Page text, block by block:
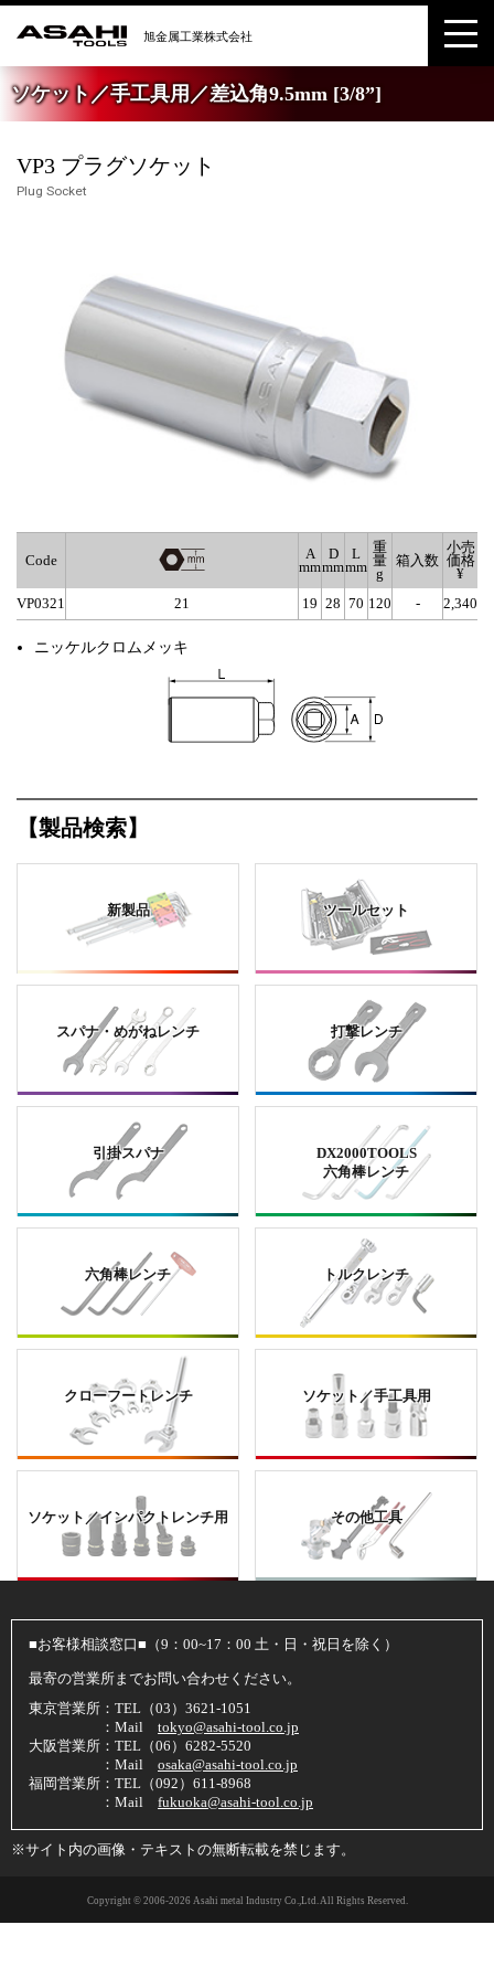
ソケット／手工具用／差込角9.5mm [3/8”]
VP3 プラグソケット
Plug Socket
Code
A
mm
D
mm
L
mm
重
量
g
箱入数
小売
価格
¥
VP0321
21 19 28 70 120 - 2,340
ニッケルクロムメッキ
【製品検索】
新製品 ツールセット
スパナ・めがねレンチ 打撃レンチ
引掛スパナ
DX2000TOOLS
六角棒レンチ
六角棒レンチ トルクレンチ
クローフートレンチ ソケット／手工具用
ソケット／インパクトレンチ用 その他工具
■お客様相談窓口■（9：00~17：00 土・日・祝日を除く）
最寄の営業所までお問い合わせください。
東京営業所：TEL（03）3621-1051
：Mail tokyo@asahi-tool.co.jp
大阪営業所：TEL（06）6282-5520
：Mail osaka@asahi-tool.co.jp
福岡営業所：TEL（092）611-8968
：Mail fukuoka@asahi-tool.co.jp
※サイト内の画像・テキストの無断転載を禁じます。
Copyright © 2006-2026 Asahi metal Industry Co.,Ltd. All Rights Reserved.